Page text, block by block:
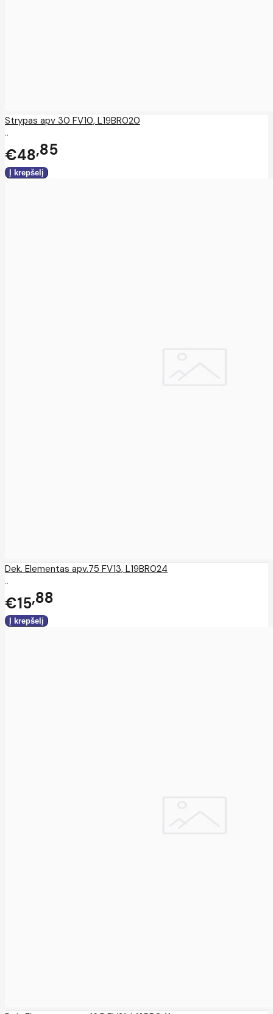
Strypas apv 30 FV10, L19BR020
..
€48 85
Dek. Elementas apv.75 FV13, L19BR024
..
€15 88